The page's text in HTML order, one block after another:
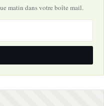
matin dans votre boîte mail.